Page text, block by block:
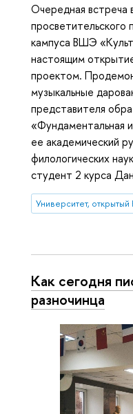
Очередная встреча
просветительского
кампуса ВШЭ
настоящим
проектом.
музыкальные
представителя
«Фундаментальная
ее академический
филологических
студент 2 курса
Университет,
Как сегодня
разночинца